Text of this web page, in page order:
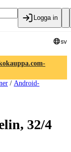
Logga in
sv
/ Android-
32/4